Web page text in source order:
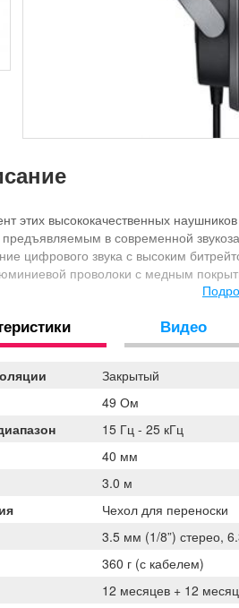
этих высококачественных
в современной
цифрового звука с высоким
проволоки с медным
меди создает высокую проводимость
Видео
Закрытый
49 Ом
15 Гц - 25 кГц
40 мм
3.0 м
Чехол для переноски
3.5 мм (1/8”) стерео,
360 г (с кабелем)
12 месяцев + 12